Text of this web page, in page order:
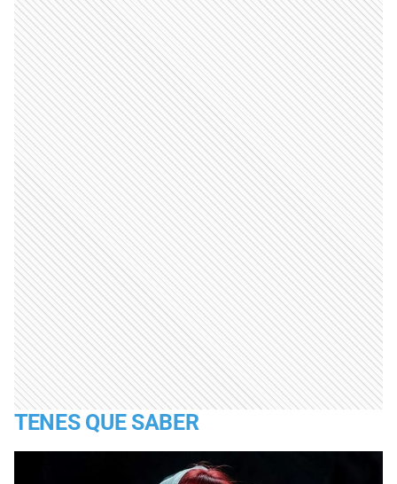
TENES QUE SABER